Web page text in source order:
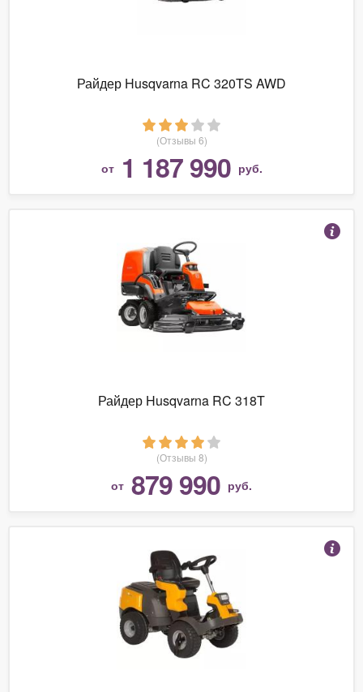
Райдер Husqvarna RC 320TS AWD
(Отзывы 6)
от 1 187 990 руб.
Райдер Husqvarna RC 318T
(Отзывы 8)
от 879 990 руб.